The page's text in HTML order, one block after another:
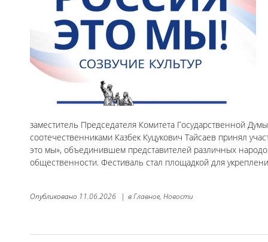
заместитель Председателя Комитета Государственной
соотечественниками Казбек Куцукович Тайсаев принял
это мы», объединившем представителей различных
общественности. Фестиваль стал площадкой для
Опубликовано 11.06.2026 | вГлавное, Новости